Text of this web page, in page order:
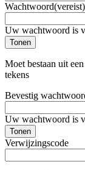
Wachtwoord(vereist)
Uw wachtwoord is
Tonen
Moet bestaan uit
tekens
Bevestig
Uw wachtwoord is
Tonen
Verwijzingscode